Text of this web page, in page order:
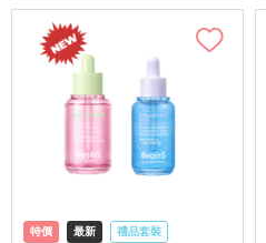
特價 最新 禮品套裝